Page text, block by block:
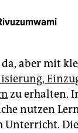
aber mit
zu erhalten.
nutzen